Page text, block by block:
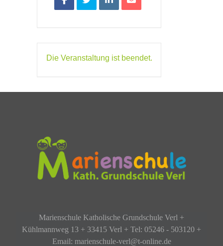
Die Veranstaltung ist beendet.
Marienschule Katholische Grundschule Verl +
Kühlmannweg 13 + 33415 Verl + Tel: 05246 - 503120 +
Email: marienschule-verl@t-online.de